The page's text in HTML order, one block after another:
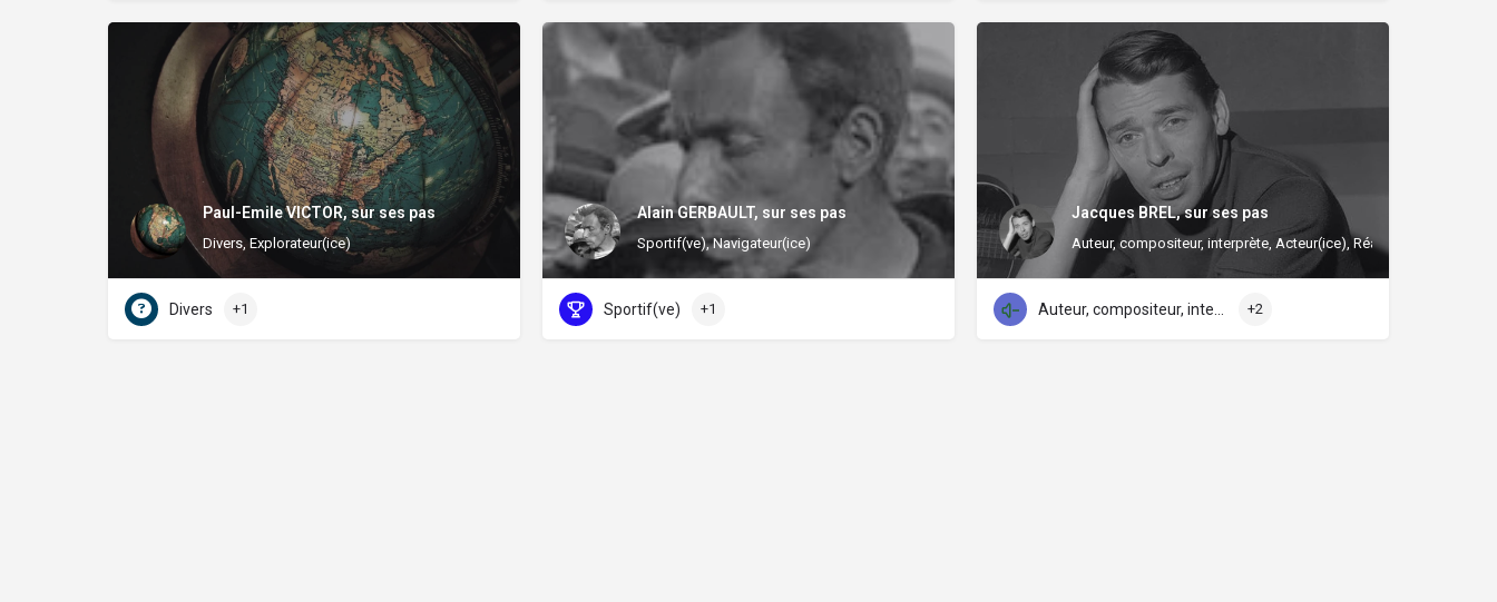
Paul-Emile VICTOR, sur ses pas
Divers, Explorateur(ice)
Divers +1
Alain GERBAULT, sur ses pas
Sportif(ve), Navigateur(ice)
Sportif(ve) +1
Jacques BREL, sur ses pas
Auteur, compositeur, interprète, Acteur(ice), Réalisateur(ice)
+2